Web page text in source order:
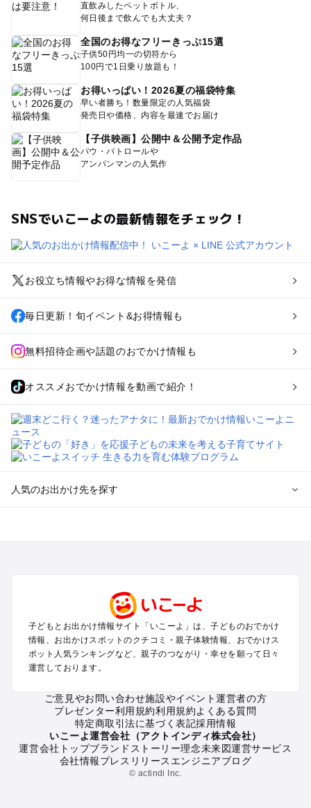
直飲みしたペットボトル、
何日後まで飲んでも大丈夫？
全国のお得なフリーきっぷ15選
子供50円均一の切符から
100円で1日乗り放題も！
お得いっぱい！2026夏の福袋特集
早い者勝ち！数量限定の人気福袋
発売日や価格、内容を最速でお届け
【子供映画】公開中＆公開予定作品
パウ・パトロールや
アンパンマンの人気作
SNSでいこーよの最新情報をチェック！
お役立ち情報やお得な情報を発信
毎日更新！旬イベント&お得情報も
無料招待企画や話題のおでかけ情報も
オススメおでかけ情報を動画で紹介！
人気のお出かけ先を探す
関西のプールおでかけ
中国･四国のプールおでかけ
九州･沖縄のプールおでかけ
定番お出かけスポット
牧場
子どもとお出かけ情報サイト「いこーよ」は、子どものおでかけ
情報、お出かけスポットのクチコミ・親子体験情報、おでかけス
ポット人気ランキングなど、親子のつながり・幸せを願って日々
運営しております。
ご意見やお問い合わせ施設やイベント運営者の方
プレゼンター利用規約利用規約よくある質問
特定商取引法に基づく表記採用情報
いこーよ運営会社（アクトインディ株式会社）
運営会社トップブランドストーリー理念未来図運営サービス
会社情報プレスリリース エンジニアブログ
© actindi Inc.